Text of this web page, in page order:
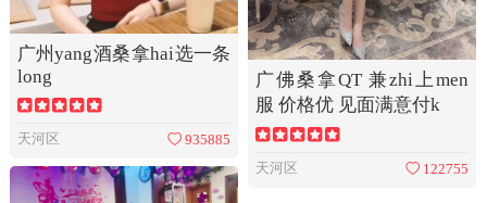
广州yang酒桑拿hai选一条
long
天河区 935885
广佛桑拿QT 兼zhi上men
服 价格优 见面满意付k
天河区 122755